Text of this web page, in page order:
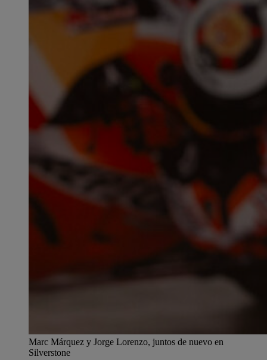
Marc Márquez y Jorge Lorenzo, juntos de nuevo en
Silverstone